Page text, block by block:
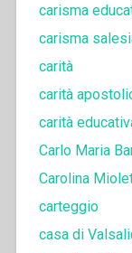
carisma
carisma
carità
carità
carità
Carlo Maria
Carolina
carteggio
casa di